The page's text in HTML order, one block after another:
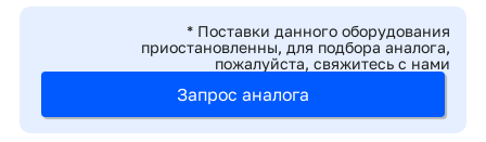
* Поставки данного оборудования
приостановленны, для подбора аналога,
пожалуйста, свяжитесь с нами
Запрос аналога